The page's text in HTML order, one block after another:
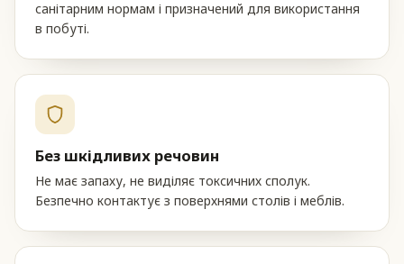
санітарним нормам і призначений для використання
в побуті.
Без шкідливих речовин
Не має запаху, не виділяє токсичних сполук.
Безпечно контактує з поверхнями столів і меблів.